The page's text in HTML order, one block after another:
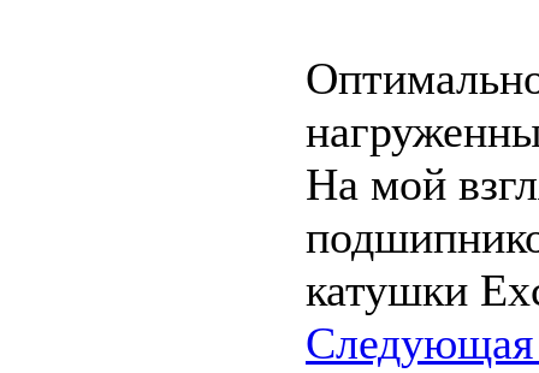
На мой
катушки
Следующая